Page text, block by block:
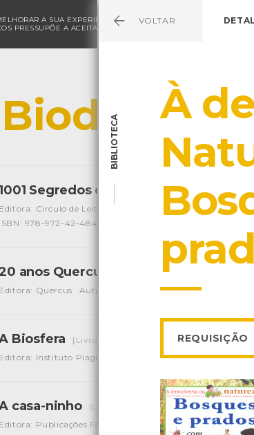
A SUA EXPERIÊNCIA DE NAVEGAÇÃO E PARA FINS
PRESSUPÕE A ACEITAÇÃO DA UTILIZAÇÃO DE COOKIES.
Segredos da natureza [Livros]
Editora: Circulo de Leitores
Autor: Guilhem Lesaffre
ISBN: 978-972-42-4848-6
anos Quercus
Editora: Quercus
Autor: Vários Local: Centro de Recursos
Biosfera
[Livros]
Editora: Instituto Piaget
Autor: Michel Lamy Local:
casa-ninho
[Livros]
Editora: Publicações Fapas
Autor: Jean-François Noblet
VOLTAR
BIBLIOTECA
À
REQUISIÇÃO